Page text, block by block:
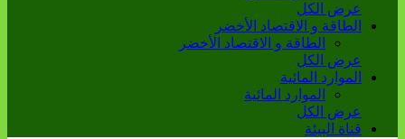
عرض الكل
الطاقة و الاقتصاد الأخضر
الطاقة و الاقتصاد الأخضر
عرض الكل
الموارد المائية
الموارد المائية
عرض الكل
قناة البيئة